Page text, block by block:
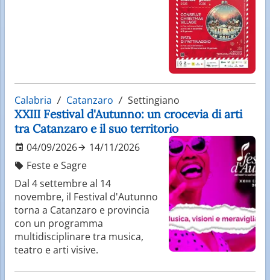
Calabria Catanzaro Settingiano
XXIII Festival d'Autunno: un crocevia di arti
tra Catanzaro e il suo territorio
04/09/2026
14/11/2026
Feste e Sagre
Dal 4 settembre al 14
novembre, il Festival d'Autunno
torna a Catanzaro e provincia
con un programma
multidisciplinare tra musica,
teatro e arti visive.